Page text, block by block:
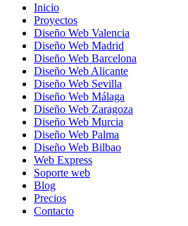
Inicio
Proyectos
Diseño Web Valencia
Diseño Web Madrid
Diseño Web Barcelona
Diseño Web Alicante
Diseño Web Sevilla
Diseño Web Málaga
Diseño Web Zaragoza
Diseño Web Murcia
Diseño Web Palma
Diseño Web Bilbao
Web Express
Soporte web
Blog
Precios
Contacto